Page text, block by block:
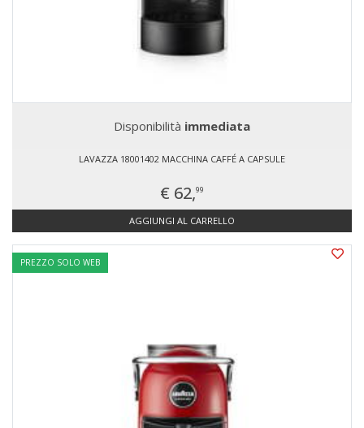
Disponibilità immediata
LAVAZZA 18001402 MACCHINA CAFFÉ A CAPSULE
€ 62,99
AGGIUNGI AL CARRELLO
PREZZO SOLO WEB